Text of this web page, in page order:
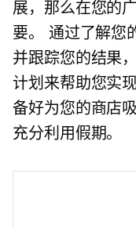
展，那么在您的
要。 通过了解您
并跟踪您的结果
计划来帮助您实
备好为您的商店
充分利用假期。